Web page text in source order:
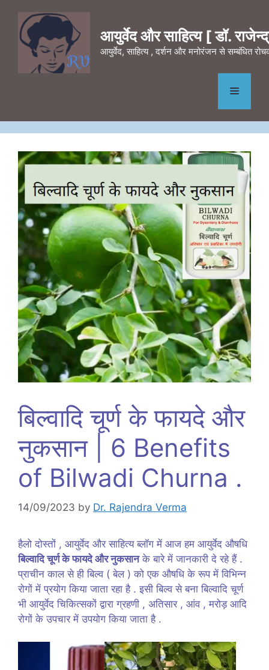
content
आयुर्वेद और साहित्य [ डॉ.
आयुर्वेद, साहित्य , दर्शन और मनोरंजन से सम्बंधित
Menu
बिल्वादि चूर्ण के फायदे और
नुकसान | 6 Benefits
of Bilwadi Churna .
14/09/2023 by Dr. Rajendra Verma
हैलो दोस्तों , आयुर्वेद और साहित्य ब्लॉग में आज हम आयुर्वेद औषधि
बिल्वादि चूर्ण के फायदे और नुकसानके बारे में जानकारी दे रहे हैं .
प्राचीन काल से ही बिल्व ( बेल ) को एक औषधि के रूप में विभिन्न
रोगों में प्रयोग किया जाता रहा है . इसी बिल्व से बना बिल्वादि चूर्ण
भी आयुर्वेद चिकित्सकों द्वारा ग्रहणी , अतिसार , आंव , मरोड़ आदि
रोगों के उपचार में उपयोग किया जाता है .